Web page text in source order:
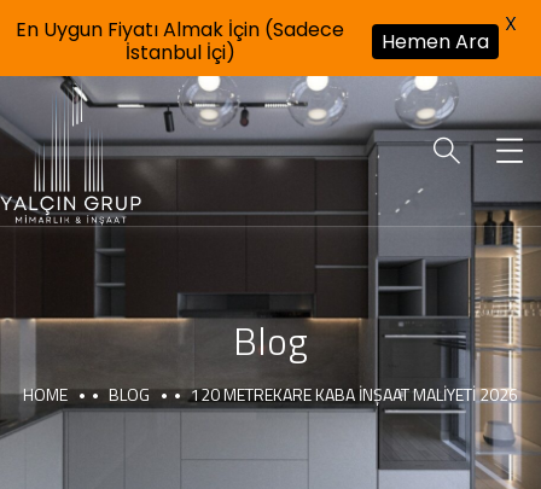
Blog
HOME BLOG 120 METREKARE KABA İNŞAAT MALIYETI 2026
En Uygun Fiyatı Almak İçin (Sadece
İstanbul İçi)
Hemen Ara
X